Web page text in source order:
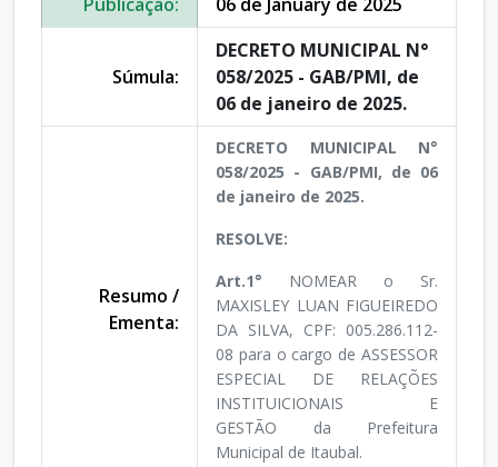
Súmula:
DECRETO MUNICIPAL N°
058/2025 - GAB/PMI, de
06 de janeiro de 2025.
Resumo /
Ementa:
DECRETO MUNICIPAL N°
058/2025 - GAB/PMI, de 06
de janeiro de 2025.
RESOLVE:
Art.1° NOMEAR o Sr.
MAXISLEY LUAN FIGUEIREDO
DA SILVA, CPF: 005.286.112-
08 para o cargo de ASSESSOR
ESPECIAL DE RELAÇÕES
INSTITUICIONAIS E
GESTÃO da Prefeitura
Municipal de Itaubal.